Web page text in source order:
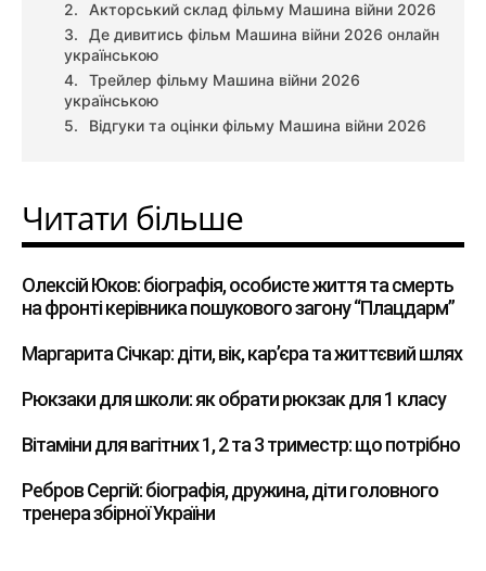
Акторський склад фільму Машина війни 2026
Де дивитись фільм Машина війни 2026 онлайн
українською
Трейлер фільму Машина війни 2026
українською
Відгуки та оцінки фільму Машина війни 2026
Читати більше
Олексій Юков: біографія, особисте життя та смерть
на фронті керівника пошукового загону “Плацдарм”
Маргарита Січкар: діти, вік, кар’єра та життєвий шлях
Рюкзаки для школи: як обрати рюкзак для 1 класу
Вітаміни для вагітних 1, 2 та 3 триместр: що потрібно
Ребров Сергій: біографія, дружина, діти головного
тренера збірної України